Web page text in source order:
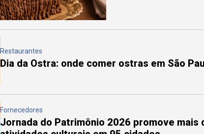
Restaurantes
Dia da Ostra: onde comer ostras em São
Fornecedores
Jornada do Patrimônio 2026 promove mais